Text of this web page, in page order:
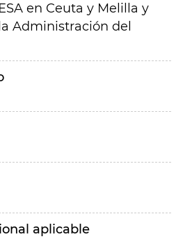
en Ceuta y Melilla y
Administración del
aplicable